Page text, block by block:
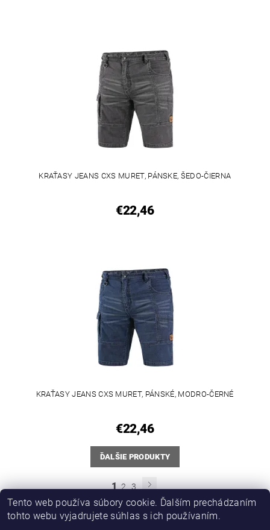
KRAŤASY JEANS CXS MURET, PÁNSKE, ŠEDO-ČIERNA
€22,46
KRAŤASY JEANS CXS MURET, PÁNSKÉ, MODRO-ČERNÉ
€22,46
ĎALŠIE PRODUKTY
1 2 3
Tento web používa súbory cookie. Ďalším prechádzaním
tohto webu vyjadrujete súhlas s ich používaním.